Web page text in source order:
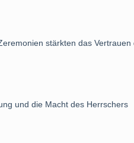
stärkten das Vertrauen
und die Macht des Herrschers